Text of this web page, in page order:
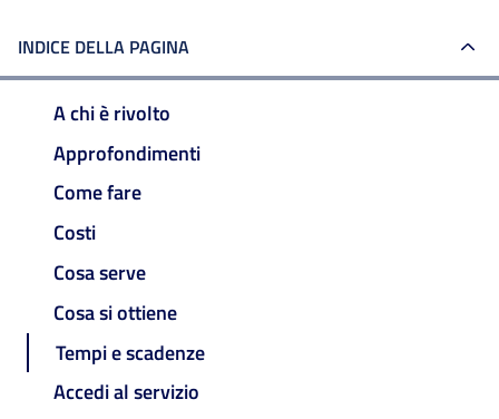
INDICE DELLA PAGINA
A chi è rivolto
Approfondimenti
Come fare
Costi
Cosa serve
Cosa si ottiene
Tempi e scadenze
Accedi al servizio